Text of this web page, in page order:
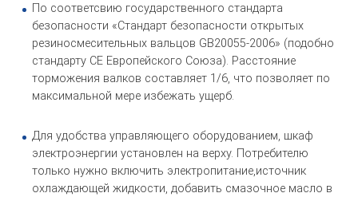
По соответсвию государственного стандарта
безопасности «Стандарт безопасности открытых
резиносмесительных вальцов GB20055-2006» (подобно
стандарту СЕ Европейского Союза). Расстояние
торможения валков составляет 1/6, что позволяет по
максимальной мере избежать ущерб.
Для удобства управляющего оборудованием, шкаф
электроэнергии установлен на верху. Потребителю
только нужно включить электропитание,источник
охлаждающей жидкости, добавить смазочное масло в